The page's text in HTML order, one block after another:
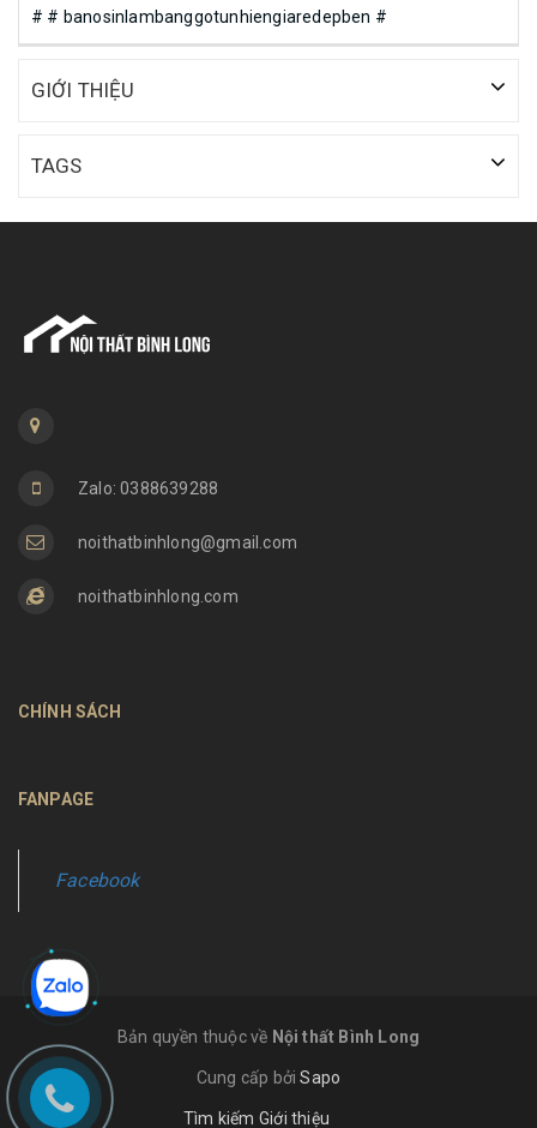
# # banosinlambanggotunhiengiaredepben #
GIỚI THIỆU
TAGS
Zalo: 0388639288
noithatbinhlong@gmail.com
noithatbinhlong.com
CHÍNH SÁCH
FANPAGE
Facebook
Bản quyền thuộc về Nội thất Bình Long
Cung cấp bởiSapo
Tìm kiếm Giới thiệu